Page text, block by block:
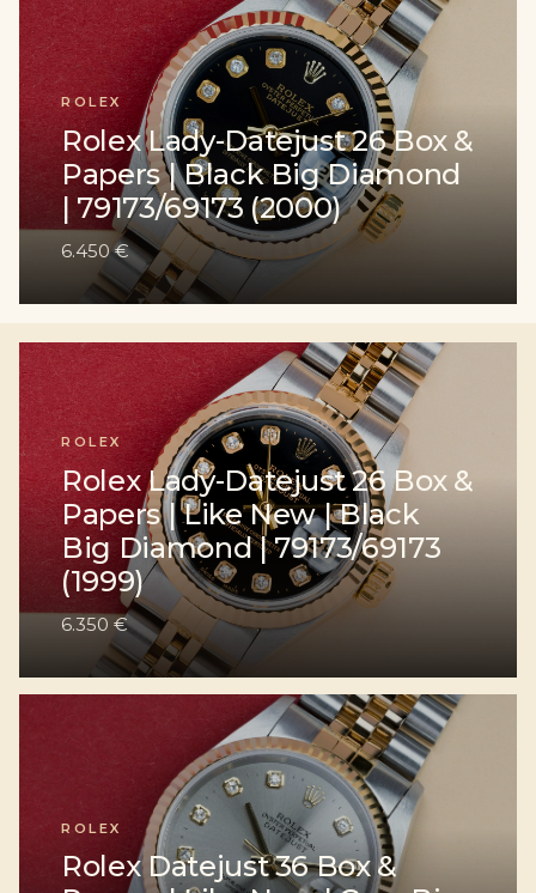
ROLEX
Rolex Lady-Datejust 26 Box &
Papers | Black Big Diamond
| 79173/69173 (2000)
6.450 €
ROLEX
Rolex Lady-Datejust 26 Box &
Papers | Like New | Black
Big Diamond | 79173/69173
(1999)
6.350 €
ROLEX
Rolex Datejust 36 Box &